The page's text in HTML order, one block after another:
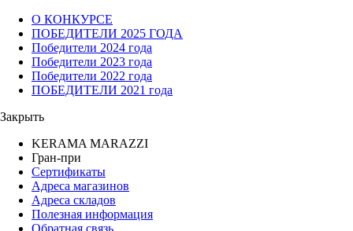
О КОНКУРСЕ
ПОБЕДИТЕЛИ 2025 ГОДА
Победители 2024 года
Победители 2023 года
Победители 2022 года
ПОБЕДИТЕЛИ 2021 года
Закрыть
KERAMA MARAZZI
Гран-при
Сертификаты
Адреса магазинов
Адреса складов
Полезная информация
Обратная связь